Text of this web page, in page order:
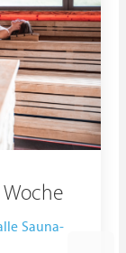
Sauna-